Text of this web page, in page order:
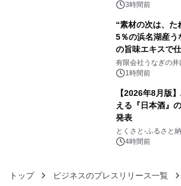
3時間前
“素材の次は、た
5％の浜名湖産う
の旨味エキスで
「井口の誉」誕生
有限会社うなぎの井
1時間前
【2026年8月版
える『日本酒』
発表
とくさと-ふるさと
4時間前
トップ ビジネスのプレスリリース一覧